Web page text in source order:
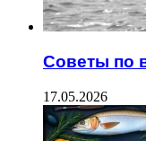
Советы по
17.05.2026